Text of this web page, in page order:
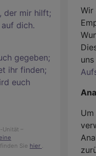
der mir hilft;
dich.
gegeben;
ihr finden;
euch
–
Sie hier .
Wir